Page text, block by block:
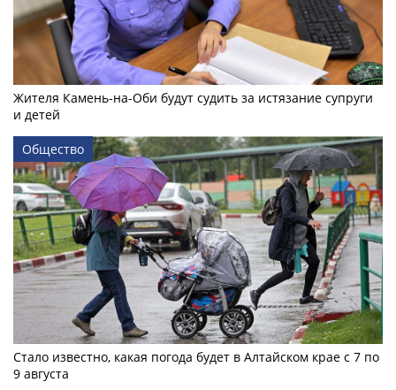
Жителя Камень-на-Оби будут судить за истязание супруги
и детей
Общество
Стало известно, какая погода будет в Алтайском крае с 7 по
9 августа